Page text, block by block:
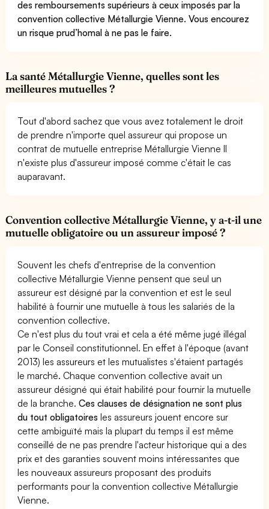
des remboursements supérieurs à ceux imposés par la
convention collective Métallurgie Vienne. Vous encourez
un risque prud’homal à ne pas le faire.
La santé Métallurgie Vienne, quelles sont les
meilleures mutuelles ?
Tout d'abord sachez que vous avez totalement le droit
de prendre n'importe quel assureur qui propose un
contrat de mutuelle entreprise Métallurgie Vienne Il
n'existe plus d'assureur imposé comme c'était le cas
auparavant.
Convention collective Métallurgie Vienne, y a-t-il une
mutuelle obligatoire ou un assureur imposé ?
Souvent les chefs d'entreprise de la convention
collective Métallurgie Vienne pensent que seul un
assureur est désigné par la convention et est le seul
habilité à fournir une mutuelle à tous les salariés de la
convention collective.
Ce n'est plus du tout vrai et cela a été même jugé illégal
par le Conseil constitutionnel. En effet à l'époque (avant
2013) les assureurs et les mutualistes s'étaient partagés
le marché. Chaque convention collective avait un
assureur désigné qui était habilité pour fournir la mutuelle
de la branche.Ces clauses de désignation ne sont plus
du tout obligatoires les assureurs jouent encore sur
cette ambiguïté mais la plupart du temps il est même
conseillé de ne pas prendre l'acteur historique qui a des
prix et des garanties souvent moins intéressantes que
les nouveaux assureurs proposant des produits
performants pour la convention collective Métallurgie
Vienne.